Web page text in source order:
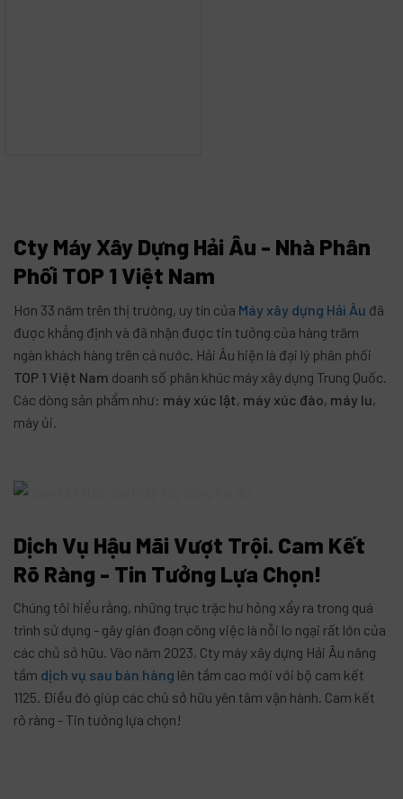
Cty Máy Xây Dựng Hải Âu - Nhà Phân
Phối TOP 1 Việt Nam
Hơn 33 năm trên thị trường, uy tín của Máy xây dựng Hải Âu đã
được khẳng định và đã nhận được tin tưởng của hàng trăm
ngàn khách hàng trên cả nước. Hải Âu hiện là đại lý phân phối
TOP 1 Việt Nam doanh số phân khúc máy xây dựng Trung Quốc.
Các dòng sản phẩm như: máy xúc lật, máy xúc đào, máy lu,
máy ủi.
Dịch Vụ Hậu Mãi Vượt Trội. Cam Kết
Rõ Ràng - Tin Tưởng Lựa Chọn!
Chúng tôi hiểu rằng, những trục trặc hư hỏng xẩy ra trong quá
trình sử dụng - gây gián đoạn công việc là nỗi lo ngại rất lớn của
các chủ sở hữu. Vào năm 2023, Cty máy xây dựng Hải Âu nâng
tầm dịch vụ sau bán hàng lên tầm cao mới với bộ cam kết
1125. Điều đó giúp các chủ sở hữu yên tâm vận hành. Cam kết
rõ ràng - Tin tưởng lựa chọn!